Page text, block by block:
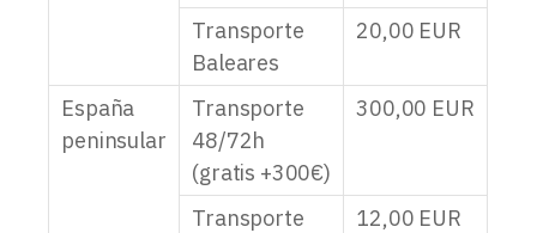
Transporte
Baleares
20,00 EUR
España
peninsular
Transporte
48/72h
(gratis +300€)
300,00 EUR
Transporte
12,00 EUR